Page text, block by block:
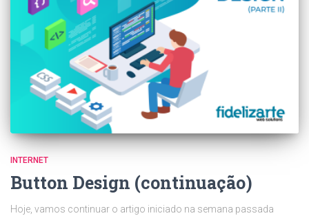
INTERNET
Button Design (continuação)
Hoje, vamos continuar o artigo iniciado na semana passada